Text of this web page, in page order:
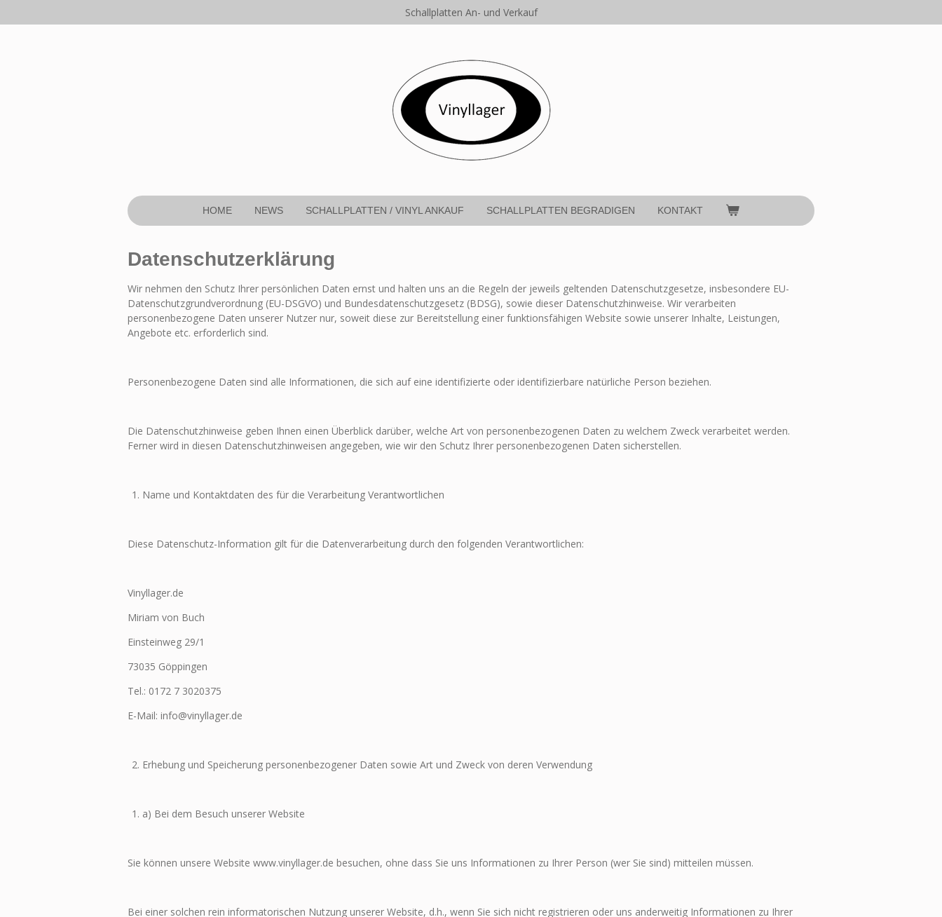
Hauptinhalt
Schallplatten An- und Verkauf
HOME NEWS SCHALLPLATTEN / VINYL ANKAUF SCHALLPLATTEN BEGRADIGEN KONTAKT
Datenschutzerklärung
Wir nehmen den Schutz Ihrer persönlichen Daten ernst und halten uns an die Regeln der jeweils geltenden Datenschutzgesetze, insbesondere EU-
Datenschutzgrundverordnung (EU-DSGVO) und Bundesdatenschutzgesetz (BDSG), sowie dieser Datenschutzhinweise. Wir verarbeiten
personenbezogene Daten unserer Nutzer nur, soweit diese zur Bereitstellung einer funktionsfähigen Website sowie unserer Inhalte, Leistungen,
Angebote etc. erforderlich sind.
Personenbezogene Daten sind alle Informationen, die sich auf eine identifizierte oder identifizierbare natürliche Person beziehen.
Die Datenschutzhinweise geben Ihnen einen Überblick darüber, welche Art von personenbezogenen Daten zu welchem Zweck verarbeitet werden.
Ferner wird in diesen Datenschutzhinweisen angegeben, wie wir den Schutz Ihrer personenbezogenen Daten sicherstellen.
Name und Kontaktdaten des für die Verarbeitung Verantwortlichen
Diese Datenschutz-Information gilt für die Datenverarbeitung durch den folgenden Verantwortlichen:
Vinyllager.de
Miriam von Buch
Einsteinweg 29/1
73035 Göppingen
Tel.: 0172 7 3020375
E-Mail: info@vinyllager.de
Erhebung und Speicherung personenbezogener Daten sowie Art und Zweck von deren Verwendung
a) Bei dem Besuch unserer Website
Sie können unsere Website www.vinyllager.de besuchen, ohne dass Sie uns Informationen zu Ihrer Person (wer Sie sind) mitteilen müssen.
Bei einer solchen rein informatorischen Nutzung unserer Website, d.h., wenn Sie sich nicht registrieren oder uns anderweitig Informationen zu Ihrer